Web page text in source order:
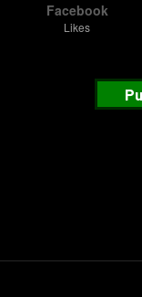
Facebook
Likes